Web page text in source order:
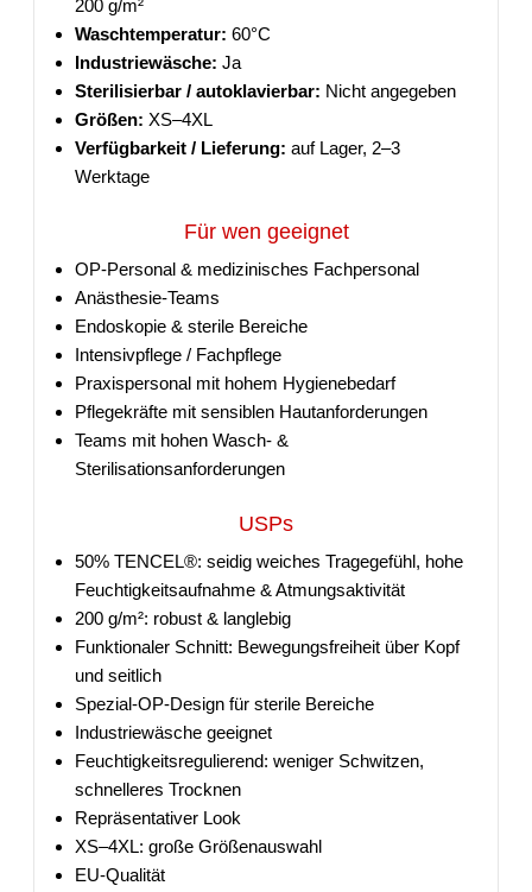
200 g/m²
Waschtemperatur: 60°C
Industriewäsche: Ja
Sterilisierbar / autoklavierbar: Nicht angegeben
Größen: XS–4XL
Verfügbarkeit / Lieferung: auf Lager, 2–3
Werktage
Für wen geeignet
OP-Personal & medizinisches Fachpersonal
Anästhesie-Teams
Endoskopie & sterile Bereiche
Intensivpflege / Fachpflege
Praxispersonal mit hohem Hygienebedarf
Pflegekräfte mit sensiblen Hautanforderungen
Teams mit hohen Wasch- &
Sterilisationsanforderungen
USPs
50% TENCEL®: seidig weiches Tragegefühl, hohe
Feuchtigkeitsaufnahme & Atmungsaktivität
200 g/m²: robust & langlebig
Funktionaler Schnitt: Bewegungsfreiheit über Kopf
und seitlich
Spezial-OP-Design für sterile Bereiche
Industriewäsche geeignet
Feuchtigkeitsregulierend: weniger Schwitzen,
schnelleres Trocknen
Repräsentativer Look
XS–4XL: große Größenauswahl
EU-Qualität